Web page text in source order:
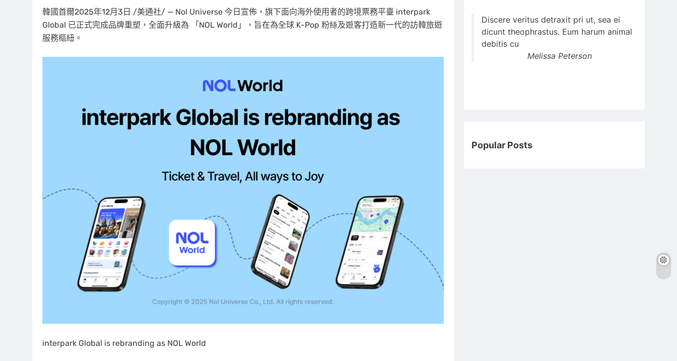
韓國首爾2025年12月3日 /美通社/ — Nol Universe 今日宣佈，旗下面向海外使用者的跨境票務平臺 interpark
Global 已正式完成品牌重塑，全面升級為 「NOL World」，旨在為全球 K-Pop 粉絲及遊客打造新一代的訪韓旅遊
服務樞紐。
interpark Global is rebranding as NOL World
Discere veritus detraxit pri ut, sea ei
dicunt theophrastus. Eum harum animal
debitis cu
Melissa Peterson
Popular Posts